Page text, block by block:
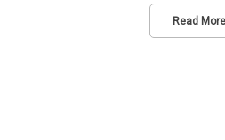
Read More